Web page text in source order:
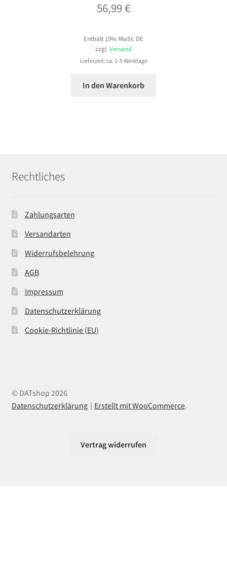
56,99€
Enthält 19% MwSt. DE
zzgl. Versand
Lieferzeit: ca. 1-5 Werktage
In den Warenkorb
Rechtliches
Zahlungsarten
Versandarten
Widerrufsbelehrung
AGB
Impressum
Datenschutzerklärung
Cookie-Richtlinie (EU)
© DATshop 2026
Datenschutzerklärung
Erstellt mit WooCommerce.
Vertrag widerrufen